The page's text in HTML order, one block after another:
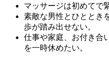
マッサージは初めてで
素敵な男性とひととき
歩が踏み出せない。
仕事や家庭、お付き合
を一時休めたい。